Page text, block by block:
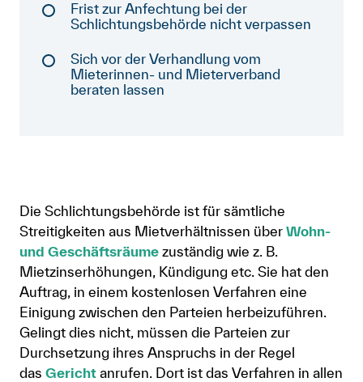
Suche
Frist zur Anfechtung bei der
Schlichtungsbehörde nicht verpassen
Sich vor der Verhandlung vom
Mieterinnen- und Mieterverband
beraten lassen
Die Schlichtungsbehörde ist für sämtliche
Streitigkeiten aus Mietverhältnissen über Wohn-
und Geschäftsräume zuständig wie z. B.
Mietzinserhöhungen, Kündigung etc. Sie hat den
Auftrag, in einem kostenlosen Verfahren eine
Einigung zwischen den Parteien herbeizuführen.
Gelingt dies nicht, müssen die Parteien zur
Durchsetzung ihres Anspruchs in der Regel
das Gericht anrufen. Dort ist das Verfahren in allen